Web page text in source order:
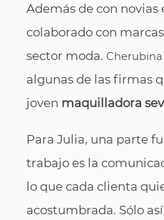
Además de con novias
colaborado con
sector moda.Cherubina
algunas de las firmas
joven maquilladora
Para Julia, una parte
trabajo es la
lo que cada clienta
acostumbrada. Sólo